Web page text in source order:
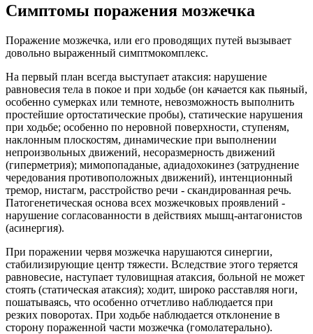
Симптомы поражения мозжечка
Поражение мозжечка, или его проводящих путей вызывает
довольно выраженный симптмокомплекс.
На первый план всегда выступает атаксия: нарушение
равновесия тела в покое и при ходьбе (он качается как пьяный,
особенно сумерках или темноте, невозможность выполнить
простейшие ортостатические пробы), статические нарушения
при ходьбе; особенно по неровной поверхности, ступеням,
наклонным плоскостям, динамические при выполнении
непроизвольных движений, несоразмерность движений
(гиперметрия); мимопопаданые, адиадохокинез (затруднение
чередования противоположных движений), интенционный
тремор, нистагм, расстройство речи - скандированная речь.
Патогенетическая основа всех мозжечковых проявлений -
нарушение согласованности в действиях мышц-антагонистов
(асинергия).
При поражении червя мозжечка нарушаются синергии,
стабилизирующие центр тяжести. Вследствие этого теряется
равновесие, наступает туловищная атаксия, больной не может
стоять (статическая атаксия); ходит, широко расставляя ноги,
пошатываясь, что особенно отчетливо наблюдается при
резких поворотах. При ходьбе наблюдается отклонение в
сторону пораженной части мозжечка (гомолатерально).